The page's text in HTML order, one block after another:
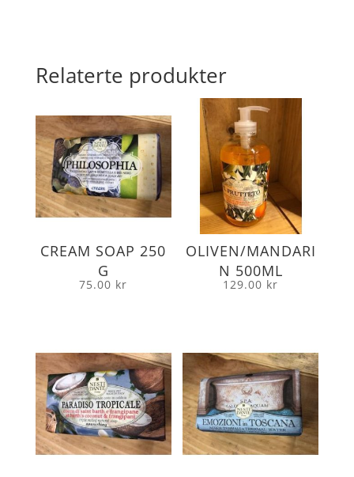
Relaterte produkter
CREAM SOAP 250
G
75.00 kr
OLIVEN/MANDARI
N 500ML
129.00 kr